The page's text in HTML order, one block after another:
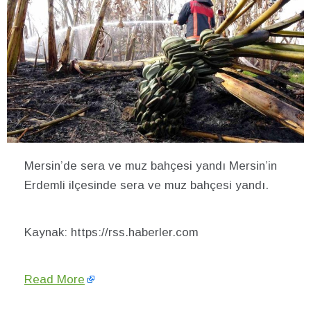
Mersin’de sera ve muz bahçesi yandı Mersin’in
Erdemli ilçesinde sera ve muz bahçesi yandı.
Kaynak: https://rss.haberler.com
Read More